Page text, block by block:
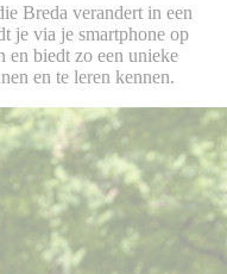
Breda verandert in een
je via je smartphone op
en biedt zo een unieke
en te leren kennen.